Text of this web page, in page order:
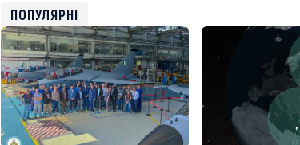
USDT
0x8676644fA7B6d328310283cAC1065Ae01d97CEe7
ETH
0xfD02863D3289416fcF50975c9DFda13623f97758
ПОПУЛЯРНІ